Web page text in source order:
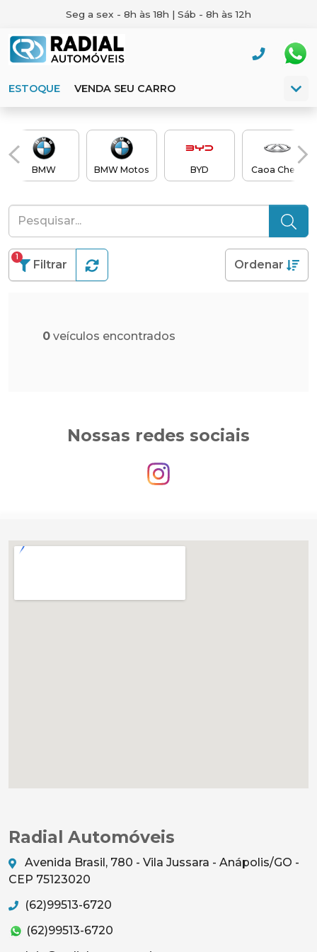
Seg a sex - 8h às 18h | Sáb - 8h às 12h
ESTOQUE VENDA SEU CARRO
BMW BMW Motos BYD Caoa Chery
Filtrar
1
Ordenar
0 veículos encontrados
Nossas redes sociais
Radial Automóveis
Avenida Brasil, 780 - Vila Jussara - Anápolis/GO -
CEP 75123020
(62)99513-6720
(62)99513-6720